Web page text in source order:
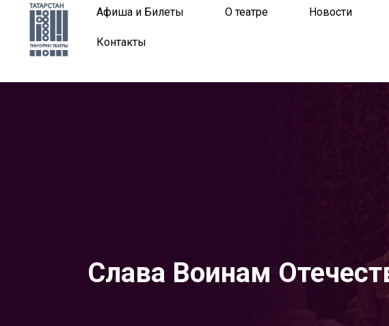
Афиша и Билеты О театре Новости
Контакты
Слава Воинам